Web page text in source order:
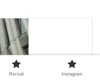
Recruit Instagram